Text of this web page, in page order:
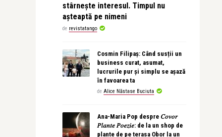
stârnește interesul. Timpul nu
așteaptă pe nimeni
de revistatango
Cosmin Filipaș: Când susții un
business curat, asumat,
lucrurile pur și simplu se așază
în favoarea ta
de Alice Năstase Buciuta
Ana-Maria Pop despre 𝐶𝑜𝑣𝑜𝑟
𝑃𝑙𝑎𝑛𝑡𝑒 𝑃𝑜𝑒𝑧𝑖𝑒: de la un shop de
plante de pe terasa Obor la un